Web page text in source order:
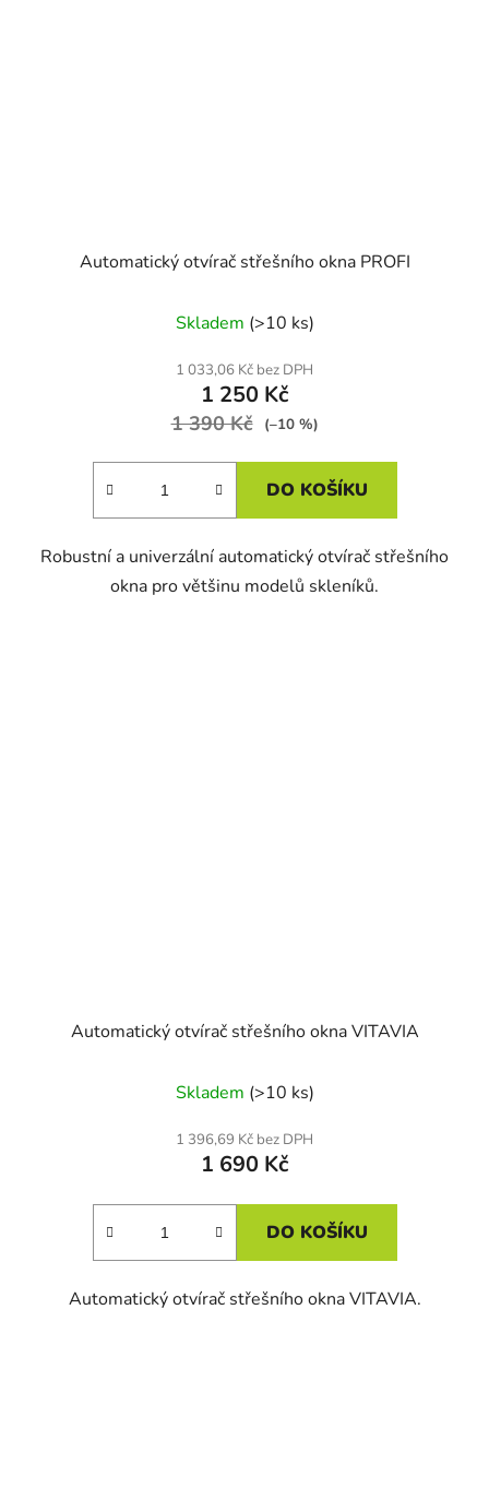
Automatický otvírač střešního okna PROFI
Skladem (>10 ks)
1 033,06 Kč bez DPH
1 250 Kč
1 390 Kč (–10 %)
DO KOŠÍKU
Robustní a univerzální automatický otvírač střešního
okna pro většinu modelů skleníků.
Automatický otvírač střešního okna VITAVIA
Skladem (>10 ks)
1 396,69 Kč bez DPH
1 690 Kč
DO KOŠÍKU
Automatický otvírač střešního okna VITAVIA.